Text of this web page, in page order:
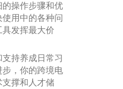
操作步骤和优
用中的各种问
发挥最大价
持养成日常习
，你的跨境电
撑和人才储